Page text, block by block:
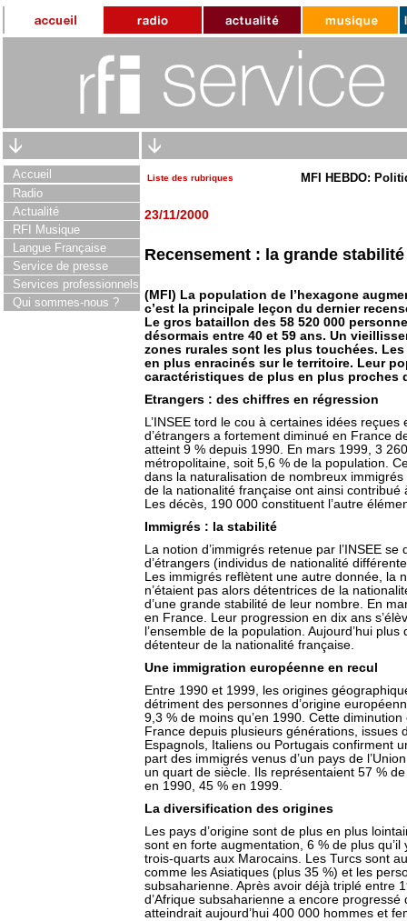
Accueil
Radio
Actualité
RFI Musique
Langue Française
Service de presse
Services professionnels
Qui sommes-nous ?
Liste des rubriques MFI HEBDO:
23/11/2000
Recensement : la grande
(MFI) La population de l’hexagone
c’est la principale leçon du dernier
Le gros bataillon des 58 520 000
désormais entre 40 et 59 ans. Un
zones rurales sont les plus touchées.
en plus enracinés sur le territoire. Leur
caractéristiques de plus en plus proches
Etrangers : des chiffres en régression
L’INSEE tord le cou à certaines idées
d’étrangers a fortement diminué en France
atteint 9 % depuis 1990. En mars 1999, 3
métropolitaine, soit 5,6 % de la population.
dans la naturalisation de nombreux
de la nationalité française ont ainsi contribué
Les décès, 190 000 constituent l’autre
Immigrés : la stabilité
La notion d’immigrés retenue par l’INSEE
d’étrangers (individus de nationalité
Les immigrés reflètent une autre donnée, la
n’étaient pas alors détentrices de la
d’une grande stabilité de leur nombre. En
en France. Leur progression en dix ans
l’ensemble de la population. Aujourd’hui
détenteur de la nationalité française.
Une immigration européenne en recul
Entre 1990 et 1999, les origines
détriment des personnes d’origine
9,3 % de moins qu’en 1990. Cette
France depuis plusieurs générations, issues
Espagnols, Italiens ou Portugais confirment
part des immigrés venus d’un pays de
un quart de siècle. Ils représentaient 57 %
en 1990, 45 % en 1999.
La diversification des origines
Les pays d’origine sont de plus en plus
sont en forte augmentation, 6 % de plus
trois-quarts aux Marocains. Les Turcs sont
comme les Asiatiques (plus 35 %) et les
subsaharienne. Après avoir déjà triplé entre
d’Afrique subsaharienne a encore
atteindrait aujourd’hui 400 000 hommes et